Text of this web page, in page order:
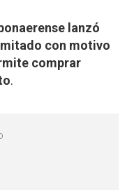
lanzó
con motivo
comprar
.